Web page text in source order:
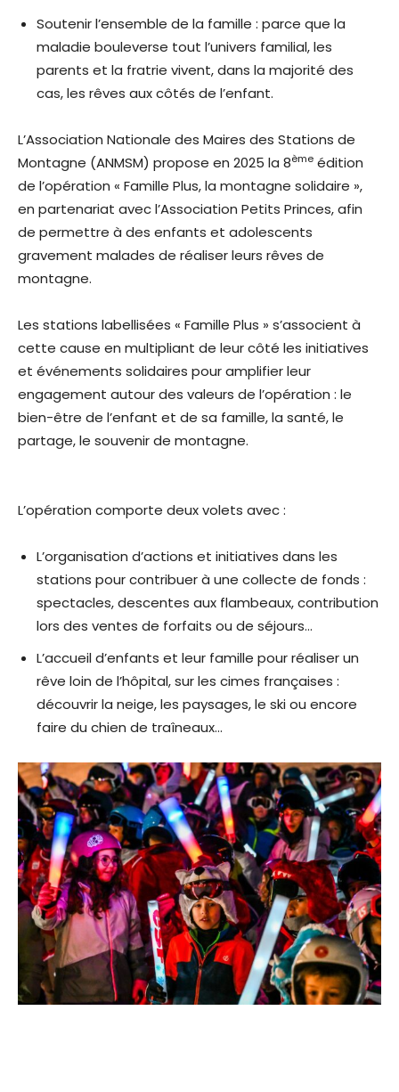
Soutenir l’ensemble de la famille : parce que la
maladie bouleverse tout l’univers familial, les
parents et la fratrie vivent, dans la majorité des
cas, les rêves aux côtés de l’enfant.
L’Association Nationale des Maires des Stations de
Montagne (ANMSM) propose en 2025 la 8ème édition
de l’opération « Famille Plus, la montagne solidaire »,
en partenariat avec l’Association Petits Princes, afin
de permettre à des enfants et adolescents
gravement malades de réaliser leurs rêves de
montagne.
Les stations labellisées « Famille Plus » s’associent à
cette cause en multipliant de leur côté les initiatives
et événements solidaires pour amplifier leur
engagement autour des valeurs de l’opération : le
bien-être de l’enfant et de sa famille, la santé, le
partage, le souvenir de montagne.
L’opération comporte deux volets avec :
L’organisation d’actions et initiatives dans les
stations pour contribuer à une collecte de fonds :
spectacles, descentes aux flambeaux, contribution
lors des ventes de forfaits ou de séjours…
L’accueil d’enfants et leur famille pour réaliser un
rêve loin de l’hôpital, sur les cimes françaises :
découvrir la neige, les paysages, le ski ou encore
faire du chien de traîneaux…